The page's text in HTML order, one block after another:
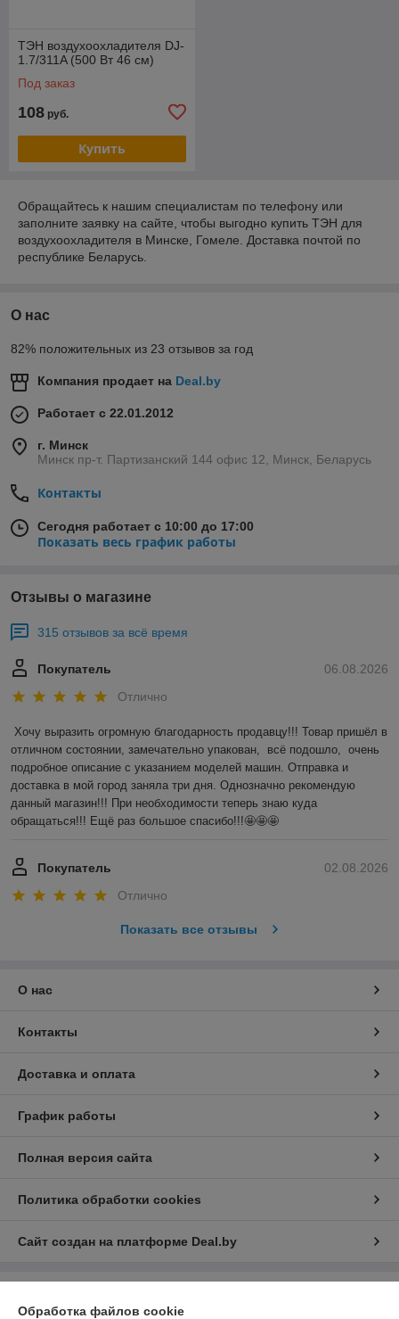
ТЭН воздухоохладителя DJ-
1.7/311A (500 Вт 46 см)
Под заказ
108 руб.
Купить
Обращайтесь к нашим специалистам по телефону или
заполните заявку на сайте, чтобы выгодно купить ТЭН для
воздухоохладителя в Минске, Гомеле. Доставка почтой по
республике Беларусь.
О нас
82% положительных из 23 отзывов за год
Компания продает на Deal.by
Работает с 22.01.2012
г. Минск
Минск пр-т. Партизанский 144 офис 12, Минск, Беларусь
Контакты
Сегодня работает с 10:00 до 17:00
Показать весь график работы
Отзывы о магазине
315 отзывов за всё время
06.08.2026
Покупатель
Отлично
Хочу выразить огромную благодарность продавцу!!! Товар пришёл в
отличном состоянии, замечательно упакован,  всё подошло,  очень
подробное описание с указанием моделей машин. Отправка и
доставка в мой город заняла три дня. Однозначно рекомендую
данный магазин!!! При необходимости теперь знаю куда
обращаться!!! Ещё раз большое спасибо!!!🤩🤩🤩
02.08.2026
Покупатель
Отлично
Показать все отзывы
О нас
Контакты
Доставка и оплата
График работы
Полная версия сайта
Политика обработки cookies
Сайт создан на платформе Deal.by
Обработка файлов cookie